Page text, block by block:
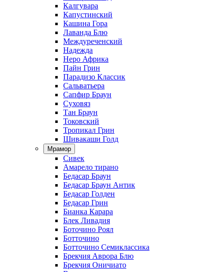
Калгувара
Капустинский
Кашина Гора
Лаванда Блю
Междуреченский
Надежда
Неро Африка
Пайн Грин
Парадизо Классик
Сальватьера
Сапфир Браун
Суховяз
Тан Браун
Токовский
Тропикал Грин
Шивакаши Голд
Мрамор
Сивек
Амарело тирано
Бедасар Браун
Бедасар Браун Антик
Бедасар Голден
Бедасар Грин
Бианка Карара
Блек Ливадия
Боточино Роял
Ботточино
Ботточино Семиклассика
Брекчия Аврора Блю
Брекчия Оничиато